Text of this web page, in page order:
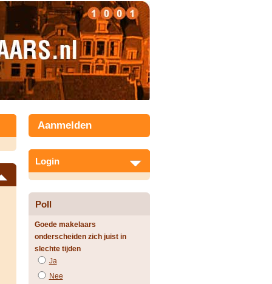
Aanmelden
Login
Poll
Goede makelaars
onderscheiden zich juist in
slechte tijden
Ja
Nee